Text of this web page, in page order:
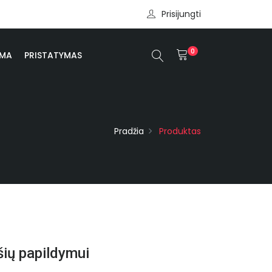
Prisijungti
PRISTATYMAS 0
Pradžia Produktas
papildymui